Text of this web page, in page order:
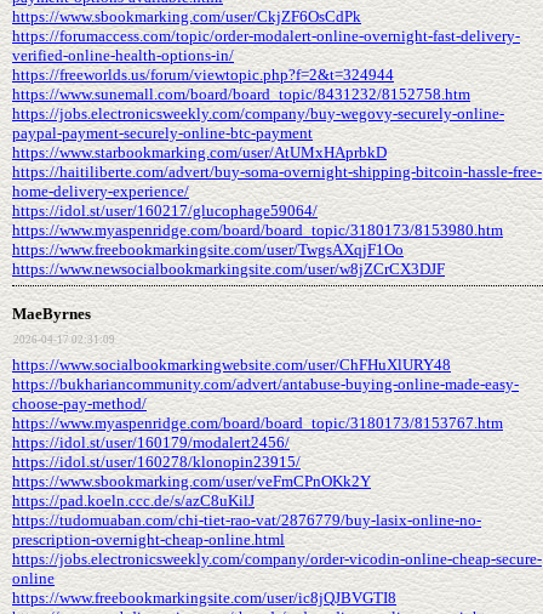
https://www.sbookmarking.com/user/CkjZF6OsCdPk
https://forumaccess.com/topic/order-modalert-online-overnight-fast-delivery-
verified-online-health-options-in/
https://freeworlds.us/forum/viewtopic.php?f=2&t=324944
https://www.sunemall.com/board/board_topic/8431232/8152758.htm
https://jobs.electronicsweekly.com/company/buy-wegovy-securely-online-
paypal-payment-securely-online-btc-payment
https://www.starbookmarking.com/user/AtUMxHAprbkD
https://haitiliberte.com/advert/buy-soma-overnight-shipping-bitcoin-hassle-free-
home-delivery-experience/
https://idol.st/user/160217/glucophage59064/
https://www.myaspenridge.com/board/board_topic/3180173/8153980.htm
https://www.freebookmarkingsite.com/user/TwgsAXqjF1Oo
https://www.newsocialbookmarkingsite.com/user/w8jZCrCX3DJF
MaeByrnes
2026-04-17 02:31:09
https://www.socialbookmarkingwebsite.com/user/ChFHuXlURY48
https://bukhariancommunity.com/advert/antabuse-buying-online-made-easy-
choose-pay-method/
https://www.myaspenridge.com/board/board_topic/3180173/8153767.htm
https://idol.st/user/160179/modalert2456/
https://idol.st/user/160278/klonopin23915/
https://www.sbookmarking.com/user/veFmCPnOKk2Y
https://pad.koeln.ccc.de/s/azC8uKilJ
https://tudomuaban.com/chi-tiet-rao-vat/2876779/buy-lasix-online-no-
prescription-overnight-cheap-online.html
https://jobs.electronicsweekly.com/company/order-vicodin-online-cheap-secure-
online
https://www.freebookmarkingsite.com/user/ic8jQJBVGTI8